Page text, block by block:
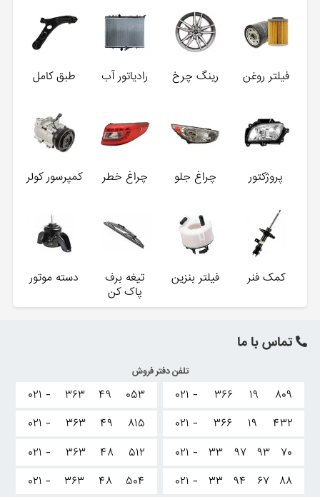
فیلتر روغن رینگ چرخ رادیاتور آب طبق کامل
پروژکتور چراغ جلو چراغ خطر کمپرسور کولر
کمک فنر فیلتر بنزین
تیغه برف
پاک کن
دسته موتور
تماس با ما
تلفن دفتر فروش
۰۲۱ - ۳۶۶ ۱۹
۸۰۹
۰۲۱ -
۳۶۶ ۱۹
۴۳۲
۰۲۱ -
۳۳ ۹۷ ۹۳
۷۰
۰۲۱ -
۳۳ ۹۴ ۶۷ ۸۸
۰۲۱ - ۳۶۳ ۴۹
۰۵۳
۰۲۱ -
۳۶۳ ۴۹
۸۱۵
۰۲۱ -
۳۶۳ ۴۸
۵۱۲
۰۲۱ -
۳۶۳ ۴۸ ۵۰۴